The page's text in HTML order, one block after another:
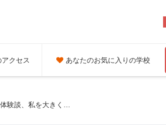
クセス あなたのお気に入りの学校
アメリカ留学体験談、私を大きく変えたコロラド州立大学ボルダー校での日々